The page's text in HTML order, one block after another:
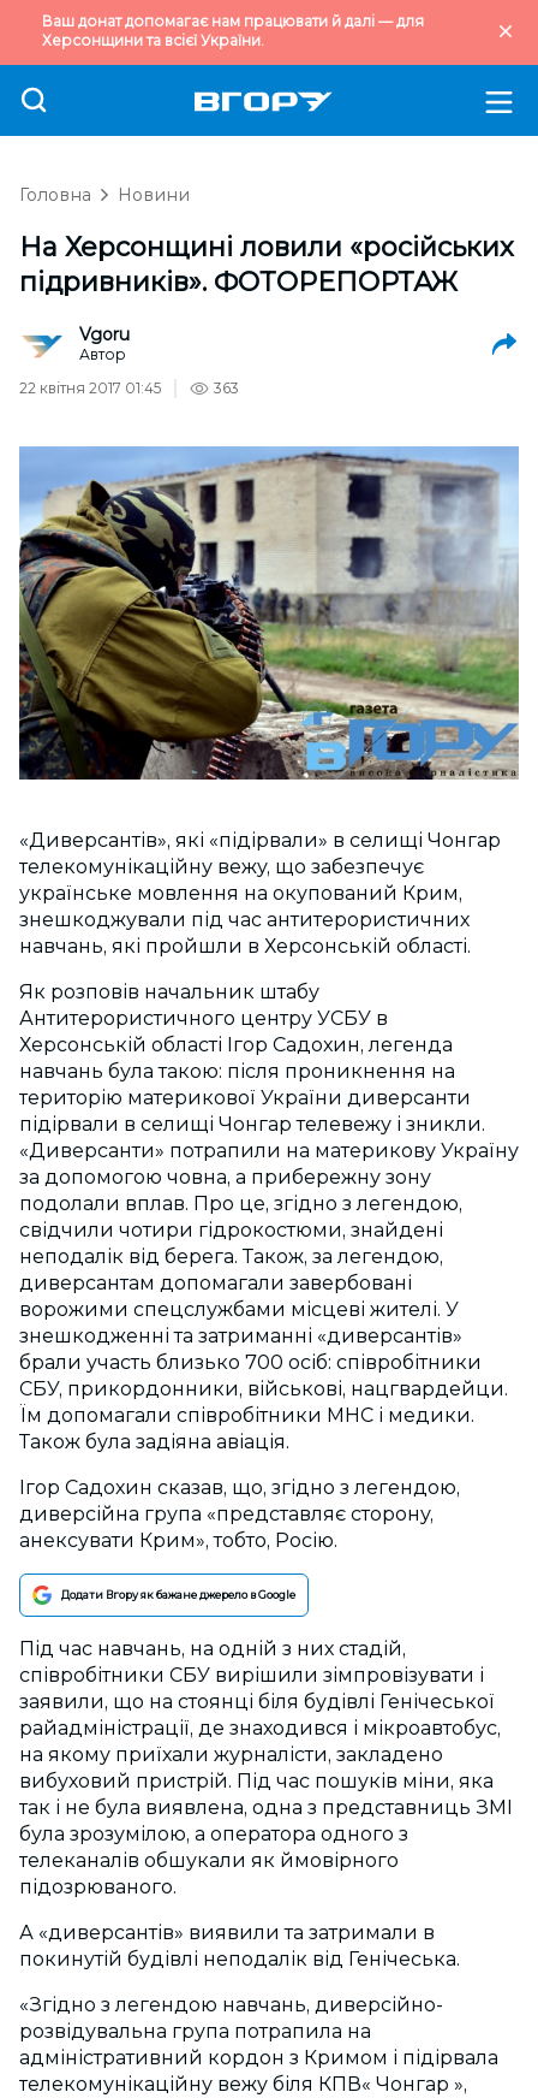
Ваш донат допомагає нам працювати й далі — для
Херсонщини та всієї України.
Головна Новини
На Херсонщині ловили «російських
підривників». ФОТОРЕПОРТАЖ
Vgoru
Автор
22 квітня 2017 01:45
363
«Диверсантів», які «підірвали» в селищі Чонгар
телекомунікаційну вежу, що забезпечує
українське мовлення на окупований Крим,
знешкоджували під час антитерористичних
навчань, які пройшли в Херсонській області.
Як розповів начальник штабу
Антитерористичного центру УСБУ в
Херсонській області Ігор Садохин, легенда
навчань була такою: після проникнення на
територію материкової України диверсанти
підірвали в селищі Чонгар телевежу і зникли.
«Диверсанти» потрапили на материкову Україну
за допомогою човна, а прибережну зону
подолали вплав. Про це, згідно з легендою,
свідчили чотири гідрокостюми, знайдені
неподалік від берега. Також, за легендою,
диверсантам допомагали завербовані
ворожими спецслужбами місцеві жителі. У
знешкодженні та затриманні «диверсантів»
брали участь близько 700 осіб: співробітники
СБУ, прикордонники, військові, нацгвардейци.
Їм допомагали співробітники МНС і медики.
Також була задіяна авіація.
Ігор Садохин сказав, що, згідно з легендою,
диверсійна група «представляє сторону,
анексувати Крим», тобто, Росію.
Додати Вгору як бажане джерело в Google
Під час навчань, на одній з них стадій,
співробітники СБУ вирішили зімпровізувати і
заявили, що на стоянці біля будівлі Генічеської
райадміністрації, де знаходився і мікроавтобус,
на якому приїхали журналісти, закладено
вибуховий пристрій. Під час пошуків міни, яка
так і не була виявлена, одна з представниць ЗМІ
була зрозумілою, а оператора одного з
телеканалів обшукали як ймовірного
підозрюваного.
А «диверсантів» виявили та затримали в
покинутій будівлі неподалік від Генічеська.
«Згідно з легендою навчань, диверсійно-
розвідувальна група потрапила на
адміністративний кордон з Кримом і підірвала
телекомунікаційну вежу біля КПВ« Чонгар »,